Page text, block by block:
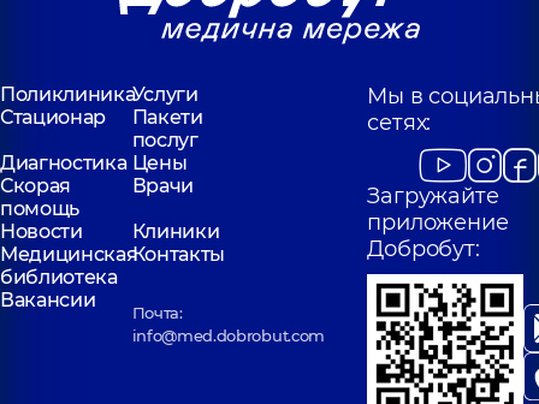
ПоликлиникаУслуги
Стационар
Пакети
послуг
Диагностика Цены
Скорая
помощь
Врачи
Новости
Клиники
Медицинская
библиотека
Контакты
Вакансии
Почта:
info@med.dobrobut.com
Мы в
сетях:
Загружайте
приложение
Добробут: